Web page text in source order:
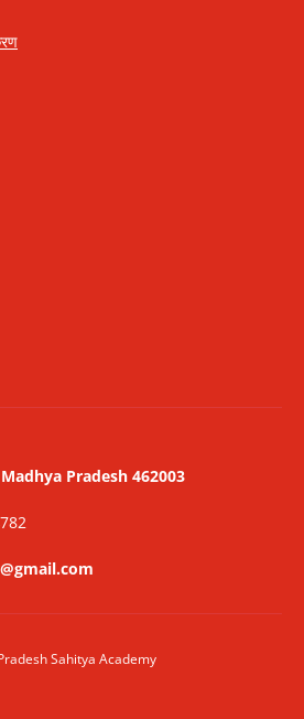
Pradesh 462003
Sahitya Academy